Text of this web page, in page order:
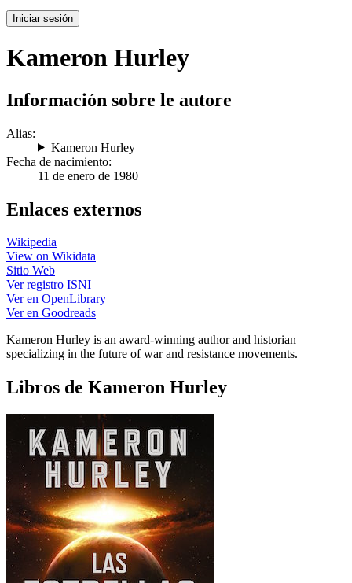
Iniciar sesión
Kameron Hurley
Información sobre le autore
Alias:
Kameron Hurley
Fecha de nacimiento:
11 de enero de 1980
Enlaces externos
Wikipedia
View on Wikidata
Sitio Web
Ver registro ISNI
Ver en OpenLibrary
Ver en Goodreads
Kameron Hurley is an award-winning author and historian
specializing in the future of war and resistance movements.
Libros de Kameron Hurley